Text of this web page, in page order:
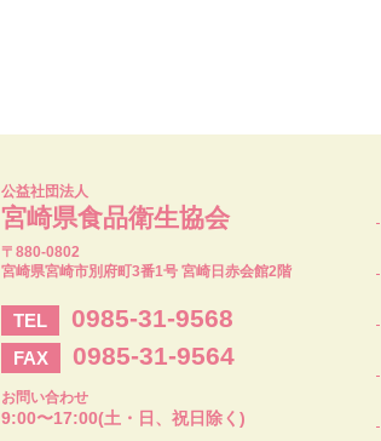
公益社団法人
宮崎県食品衛生協会
〒880-0802
宮崎県宮崎市別府町3番1号 宮崎日赤会館2階
TEL 0985-31-9568
FAX 0985-31-9564
お問い合わせ
9:00〜17:00(土・日、祝日除く)